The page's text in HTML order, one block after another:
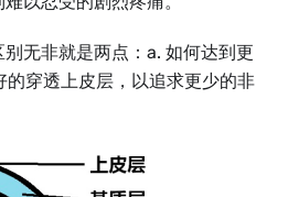
无非就是两点：a. 如何达到更
穿透上皮层，以追求更少的非